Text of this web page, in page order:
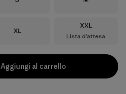
Taglia
XL
Taglia
XXL
Lista d’attesa
Aggiungi al carrello